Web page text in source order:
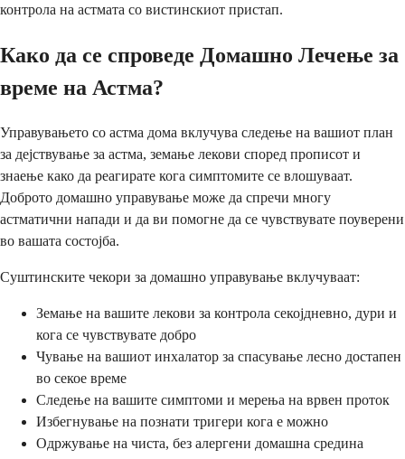
контрола на астмата со вистинскиот пристап.
Како да се спроведе Домашно Лечење за
време на Астма?
Управувањето со астма дома вклучува следење на вашиот план
за дејствување за астма, земање лекови според прописот и
знаење како да реагирате кога симптомите се влошуваат.
Доброто домашно управување може да спречи многу
астматични напади и да ви помогне да се чувствувате поуверени
во вашата состојба.
Суштинските чекори за домашно управување вклучуваат:
Земање на вашите лекови за контрола секојдневно, дури и
кога се чувствувате добро
Чување на вашиот инхалатор за спасување лесно достапен
во секое време
Следење на вашите симптоми и мерења на врвен проток
Избегнување на познати тригери кога е можно
Одржување на чиста, без алергени домашна средина